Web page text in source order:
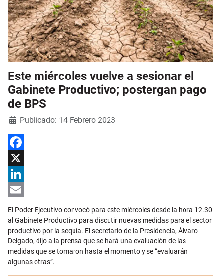
Este miércoles vuelve a sesionar el
Gabinete Productivo; postergan pago
de BPS
DetallesPublicado: 14 Febrero 2023
Facebook
X
LinkedIn
Email
El Poder Ejecutivo convocó para este miércoles desde la hora 12.30
al Gabinete Productivo para discutir nuevas medidas para el sector
productivo por la sequía. El secretario de la Presidencia, Álvaro
Delgado, dijo a la prensa que se hará una evaluación de las
medidas que se tomaron hasta el momento y se “evaluarán
algunas otras”.